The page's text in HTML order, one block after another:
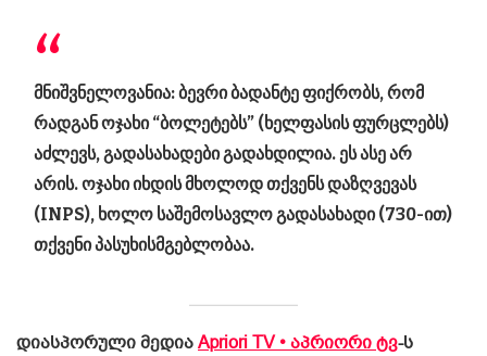
მნიშვნელოვანია:ბევრი ბადანტე ფიქრობს, რომ
რადგან ოჯახი “ბოლეტებს” (ხელფასის ფურცლებს)
აძლევს, გადასახადები გადახდილია. ეს ასე არ
არის.ოჯახი იხდის მხოლოდ თქვენს დაზღვევას
(INPS), ხოლო საშემოსავლო გადასახადი (730-ით)
თქვენი პასუხისმგებლობაა.
დიასპორული მედიაApriori TV • აპრიორი ტვ-ს